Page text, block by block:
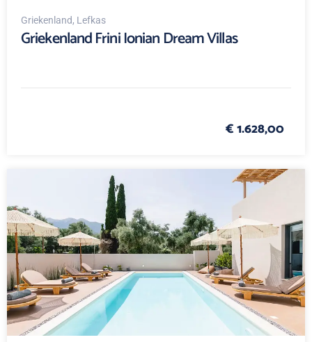
Griekenland, Lefkas
Griekenland Frini Ionian Dream Villas
€ 1.628,00